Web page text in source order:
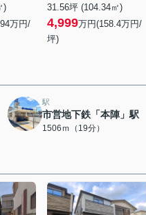
)
万円/
31.56坪 (104.34㎡)
4,999万円(158.4万円/
坪)
駅
市営地下鉄「本陣」駅
1506ｍ（19分）